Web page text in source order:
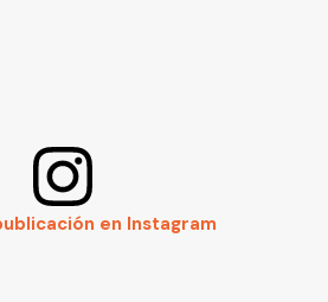
en Instagram